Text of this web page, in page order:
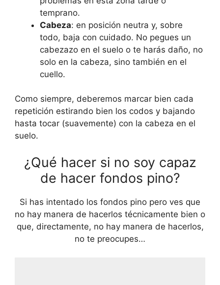
temprano.
Cabeza: en posición neutra y, sobre
todo, baja con cuidado. No pegues un
cabezazo en el suelo o te harás daño, no
solo en la cabeza, sino también en el
cuello.
Como siempre, deberemos marcar bien cada
repetición estirando bien los codos y bajando
hasta tocar (suavemente) con la cabeza en el
suelo.
¿Qué hacer si no soy capaz
de hacer fondos pino?
Si has intentado los fondos pino pero ves que
no hay manera de hacerlos técnicamente bien o
que, directamente, no hay manera de hacerlos,
no te preocupes…